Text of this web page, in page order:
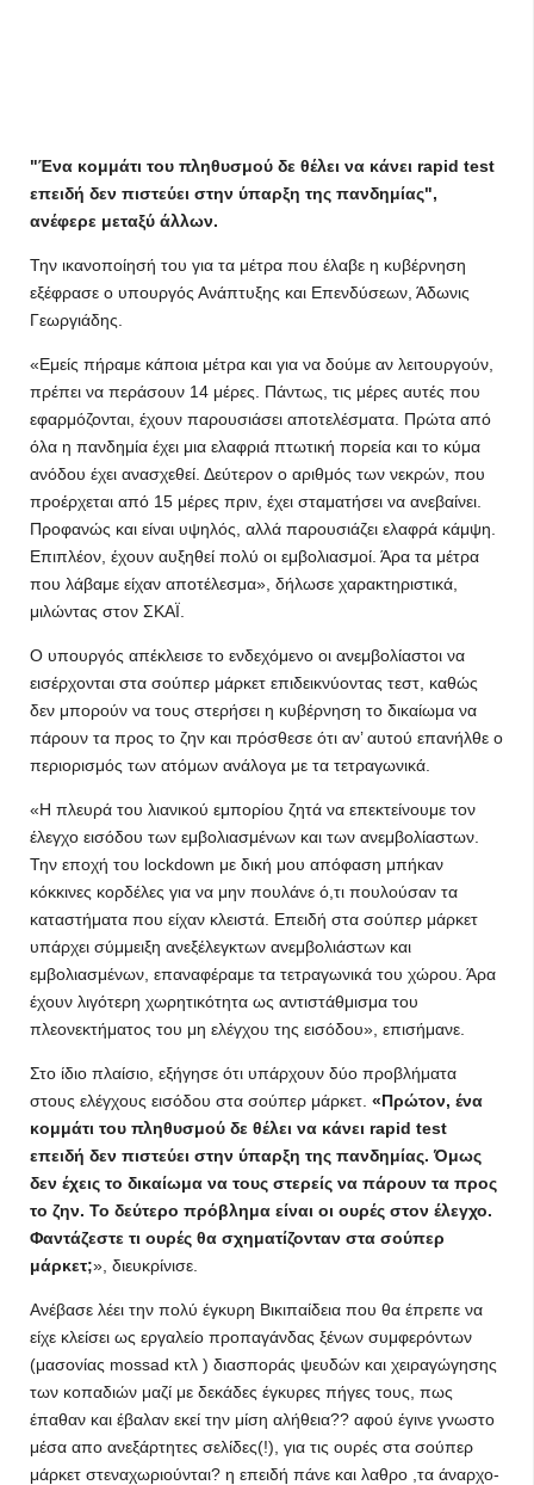
"Ένα κομμάτι του πληθυσμού δε θέλει να κάνει rapid test
επειδή δεν πιστεύει στην ύπαρξη της πανδημίας",
ανέφερε μεταξύ άλλων.
Την ικανοποίησή του για τα μέτρα που έλαβε η κυβέρνηση
εξέφρασε ο υπουργός Ανάπτυξης και Επενδύσεων, Άδωνις
Γεωργιάδης.
«Εμείς πήραμε κάποια μέτρα και για να δούμε αν λειτουργούν,
πρέπει να περάσουν 14 μέρες. Πάντως, τις μέρες αυτές που
εφαρμόζονται, έχουν παρουσιάσει αποτελέσματα. Πρώτα από
όλα η πανδημία έχει μια ελαφριά πτωτική πορεία και το κύμα
ανόδου έχει ανασχεθεί. Δεύτερον ο αριθμός των νεκρών, που
προέρχεται από 15 μέρες πριν, έχει σταματήσει να ανεβαίνει.
Προφανώς και είναι υψηλός, αλλά παρουσιάζει ελαφρά κάμψη.
Επιπλέον, έχουν αυξηθεί πολύ οι εμβολιασμοί. Άρα τα μέτρα
που λάβαμε είχαν αποτέλεσμα», δήλωσε χαρακτηριστικά,
μιλώντας στον ΣΚΑΪ.
Ο υπουργός απέκλεισε το ενδεχόμενο οι ανεμβολίαστοι να
εισέρχονται στα σούπερ μάρκετ επιδεικνύοντας τεστ, καθώς
δεν μπορούν να τους στερήσει η κυβέρνηση το δικαίωμα να
πάρουν τα προς το ζην και πρόσθεσε ότι αν’ αυτού επανήλθε ο
περιορισμός των ατόμων ανάλογα με τα τετραγωνικά.
«Η πλευρά του λιανικού εμπορίου ζητά να επεκτείνουμε τον
έλεγχο εισόδου των εμβολιασμένων και των ανεμβολίαστων.
Την εποχή του lockdown με δική μου απόφαση μπήκαν
κόκκινες κορδέλες για να μην πουλάνε ό,τι πουλούσαν τα
καταστήματα που είχαν κλειστά. Επειδή στα σούπερ μάρκετ
υπάρχει σύμμειξη ανεξέλεγκτων ανεμβολιάστων και
εμβολιασμένων, επαναφέραμε τα τετραγωνικά του χώρου. Άρα
έχουν λιγότερη χωρητικότητα ως αντιστάθμισμα του
πλεονεκτήματος του μη ελέγχου της εισόδου», επισήμανε.
Στο ίδιο πλαίσιο, εξήγησε ότι υπάρχουν δύο προβλήματα
στους ελέγχους εισόδου στα σούπερ μάρκετ. «Πρώτον, ένα
κομμάτι του πληθυσμού δε θέλει να κάνει rapid test
επειδή δεν πιστεύει στην ύπαρξη της πανδημίας. Όμως
δεν έχεις το δικαίωμα να τους στερείς να πάρουν τα προς
το ζην. Το δεύτερο πρόβλημα είναι οι ουρές στον έλεγχο.
Φαντάζεστε τι ουρές θα σχηματίζονταν στα σούπερ
μάρκετ;», διευκρίνισε.
Ανέβασε λέει την πολύ έγκυρη Βικιπαίδεια που θα έπρεπε να
είχε κλείσει ως εργαλείο προπαγάνδας ξένων συμφερόντων
(μασονίας mossad κτλ ) διασποράς ψευδών και χειραγώγησης
των κοπαδιών μαζί με δεκάδες έγκυρες πήγες τους, πως
έπαθαν και έβαλαν εκεί την μίση αλήθεια?? αφού έγινε γνωστο
μέσα απο ανεξάρτητες σελίδες(!), για τις ουρές στα σούπερ
μάρκετ στεναχωριούνται? η επειδή πάνε και λαθρο ,τα άναρχο-